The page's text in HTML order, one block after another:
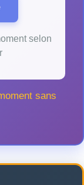
selon
sans